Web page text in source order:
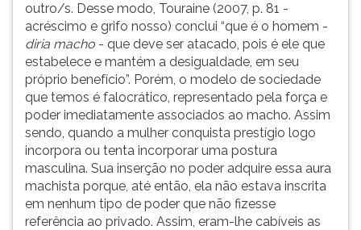
outro/s. Desse modo, Touraine (2007, p. 81 -
acréscimo e grifo nosso) conclui “que é o homem -
diria macho - que deve ser atacado, pois é ele que
estabelece e mantém a desigualdade, em seu
próprio benefício”. Porém, o modelo de sociedade
que temos é falocrático, representado pela força e
poder imediatamente associados ao macho. Assim
sendo, quando a mulher conquista prestígio logo
incorpora ou tenta incorporar uma postura
masculina. Sua inserção no poder adquire essa aura
machista porque, até então, ela não estava inscrita
em nenhum tipo de poder que não fizesse
referência ao privado. Assim, eram-lhe cabíveis as